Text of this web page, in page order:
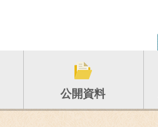
公開資料